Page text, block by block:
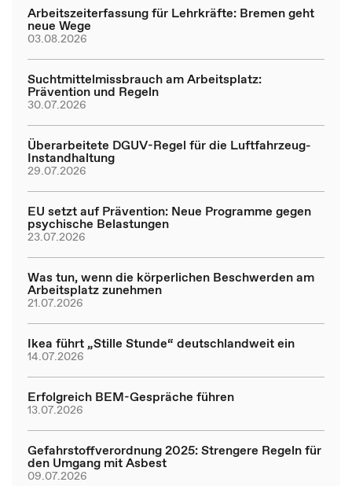
Arbeitszeiterfassung für Lehrkräfte: Bremen geht
neue Wege
03.08.2026
Suchtmittelmissbrauch am Arbeitsplatz:
Prävention und Regeln
30.07.2026
Überarbeitete DGUV-Regel für die Luftfahrzeug-
Instandhaltung
29.07.2026
EU setzt auf Prävention: Neue Programme gegen
psychische Belastungen
23.07.2026
Was tun, wenn die körperlichen Beschwerden am
Arbeitsplatz zunehmen
21.07.2026
Ikea führt „Stille Stunde“ deutschlandweit ein
14.07.2026
Erfolgreich BEM-Gespräche führen
13.07.2026
Gefahrstoffverordnung 2025: Strengere Regeln für
den Umgang mit Asbest
09.07.2026